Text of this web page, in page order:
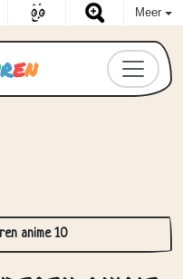
Meer
ren
anime